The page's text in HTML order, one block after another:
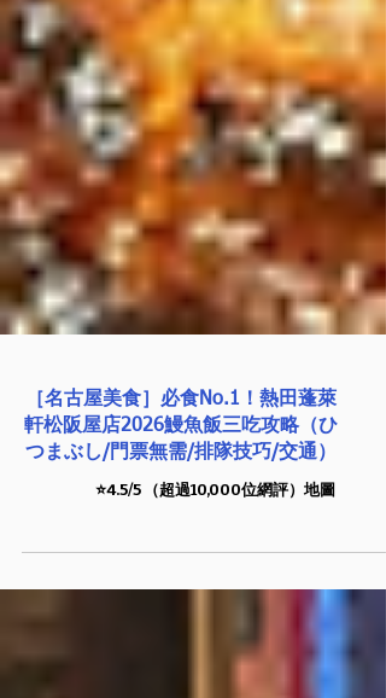
［名古屋美食］必食No.1！熱田蓬萊
軒松阪屋店2026鰻魚飯三吃攻略（ひ